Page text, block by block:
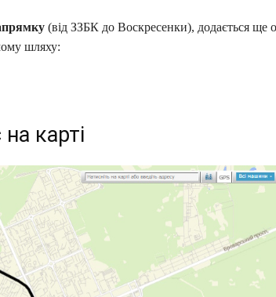
(від ЗЗБК до Воскресенки), додається ще
шляху:
карті